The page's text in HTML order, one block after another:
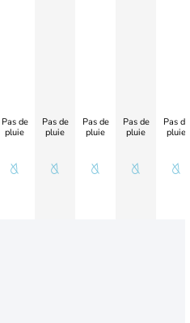
Pas de
pluie
Pas de
pluie
Pas de
pluie
Pas de
pluie
Pas de
pluie